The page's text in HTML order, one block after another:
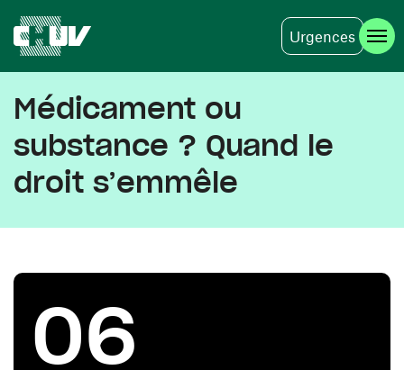
Urgences
Médicament ou
substance ? Quand le
droit s’emmêle
06